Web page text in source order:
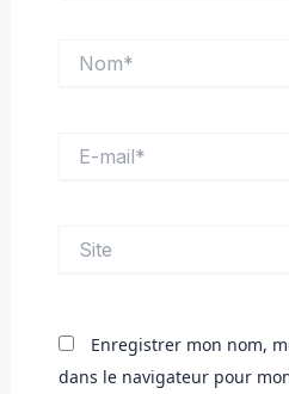
mail*
Enregistrer mon nom,
dans le navigateur pour